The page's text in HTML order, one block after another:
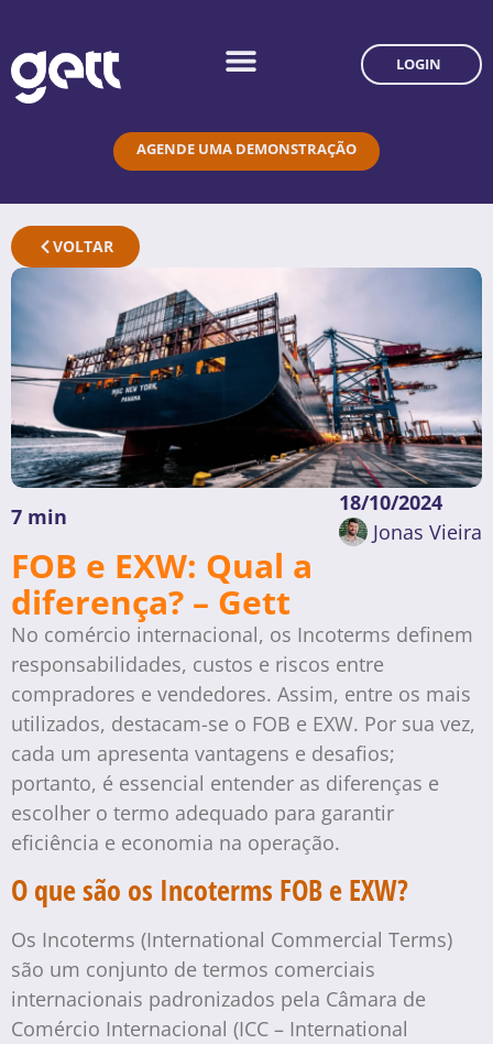
LOGIN
AGENDE UMA DEMONSTRAÇÃO
VOLTAR
7 min
18/10/2024
Jonas Vieira
FOB e EXW: Qual a
diferença? – Gett
No comércio internacional, os Incoterms definem
responsabilidades, custos e riscos entre
compradores e vendedores. Assim, entre os mais
utilizados, destacam-se o FOB e EXW. Por sua vez,
cada um apresenta vantagens e desafios;
portanto, é essencial entender as diferenças e
escolher o termo adequado para garantir
eficiência e economia na operação.
O que são os Incoterms FOB e EXW?
Os Incoterms (International Commercial Terms)
são um conjunto de termos comerciais
internacionais padronizados pela Câmara de
Comércio Internacional (ICC – International